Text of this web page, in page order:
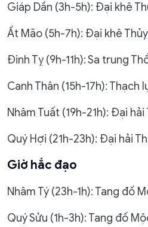
Giáp Dần (3h-5h): Đại khê
Ất Mão (5h-7h): Đại khê
Đinh Tỵ (9h-11h): Sa trung
Canh Thân (15h-17h): Thạch
Nhâm Tuất (19h-21h): Đại hải
Quý Hợi (21h-23h): Đại hải
Giờ hắc đạo
Nhâm Tý (23h-1h): Tang đố
Quý Sửu (1h-3h): Tang đố